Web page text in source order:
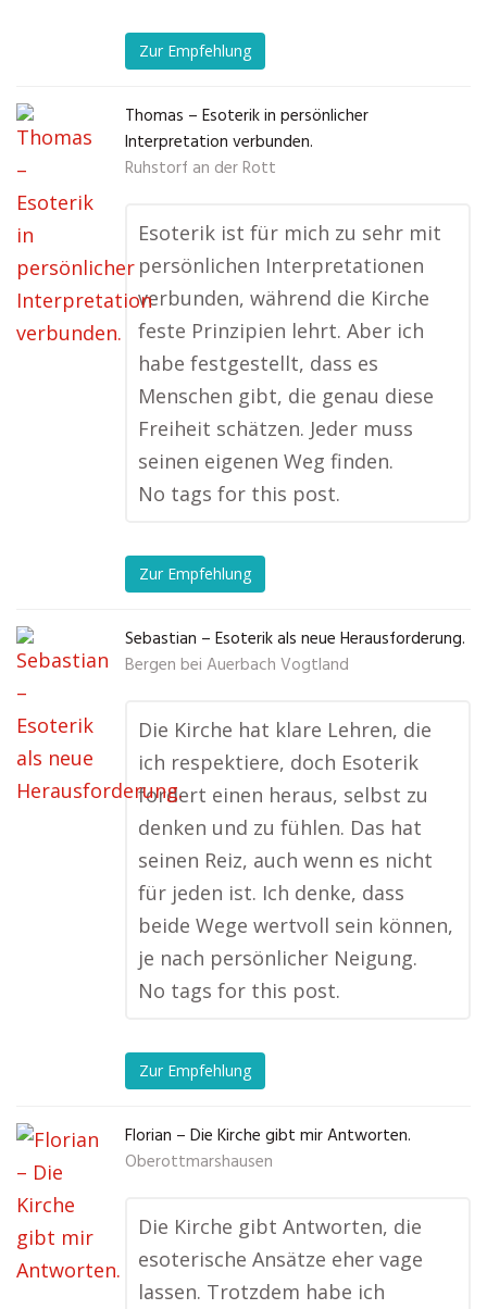
Zur Empfehlung
Thomas – Esoterik in persönlicher
Interpretation verbunden.
Ruhstorf an der Rott
Esoterik ist für mich zu sehr mit
persönlichen Interpretationen
verbunden, während die Kirche
feste Prinzipien lehrt. Aber ich
habe festgestellt, dass es
Menschen gibt, die genau diese
Freiheit schätzen. Jeder muss
seinen eigenen Weg finden.
No tags for this post.
Zur Empfehlung
Sebastian – Esoterik als neue Herausforderung.
Bergen bei Auerbach Vogtland
Die Kirche hat klare Lehren, die
ich respektiere, doch Esoterik
fordert einen heraus, selbst zu
denken und zu fühlen. Das hat
seinen Reiz, auch wenn es nicht
für jeden ist. Ich denke, dass
beide Wege wertvoll sein können,
je nach persönlicher Neigung.
No tags for this post.
Zur Empfehlung
Florian – Die Kirche gibt mir Antworten.
Oberottmarshausen
Die Kirche gibt Antworten, die
esoterische Ansätze eher vage
lassen. Trotzdem habe ich